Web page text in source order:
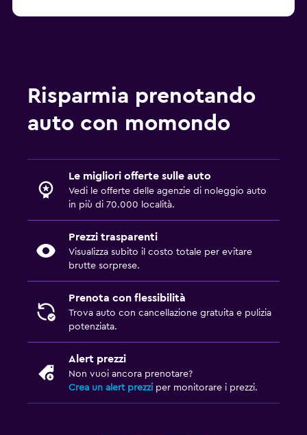
Risparmia prenotando
auto con momondo
Le migliori offerte sulle auto
Vedi le offerte delle agenzie di noleggio auto
in più di 70.000 località.
Prezzi trasparenti
Visualizza subito il costo totale per evitare
brutte sorprese.
Prenota con flessibilità
Trova auto con cancellazione gratuita e pulizia
potenziata.
Alert prezzi
Non vuoi ancora prenotare?
Crea un alert prezzi per monitorare i prezzi.